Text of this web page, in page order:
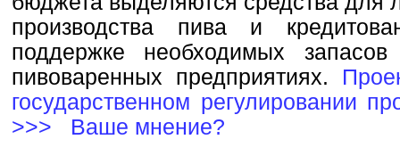
производства пива и
поддержке необходимых
пивоваренных предприятиях.
государственном регулировании
>>>
Ваше мнение?